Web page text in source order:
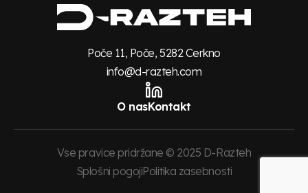
Poče 11, Poče, 5282 Cerkno
info@d-razteh.com
O nasKontakt
Vse pravice pridržane © 2025 D-Razteh
Splošni pogojiPolitika zasebnosti